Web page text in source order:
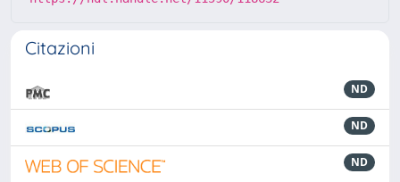
Citazioni
ND
ND
ND